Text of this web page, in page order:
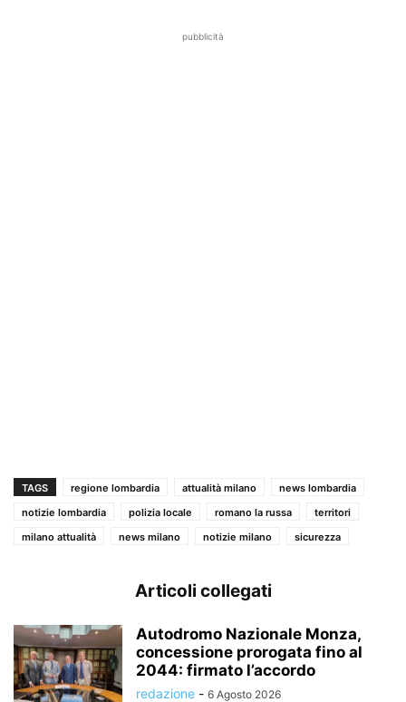
pubblicità
TAGS regione lombardia attualità milano
news lombardia
notizie lombardia
polizia locale romano la russa
territori
milano attualità
news milano notizie milano sicurezza
Articoli collegati
Autodromo Nazionale Monza,
concessione prorogata fino al
2044: firmato l’accordo
redazione - 6 Agosto 2026